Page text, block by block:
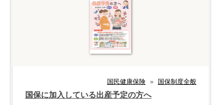
国民健康保険 » 国保制度全般
国保に加入している出産予定の方へ